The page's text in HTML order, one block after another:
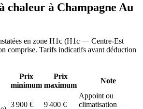
chaleur à Champagne Au
en zone H1c (H1c — Centre-Est
comprise. Tarifs indicatifs avant déduction
Prix
minimum
Prix
maximum
Note
3 900 € 9 400 €
Appoint ou
climatisation